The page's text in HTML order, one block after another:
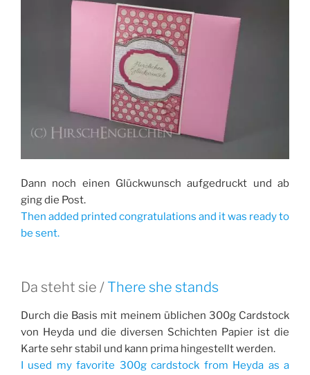
Dann noch einen Glückwunsch aufgedruckt und ab
ging die Post.
Then added printed congratulations and it was ready to
be sent.
Da steht sie /There she stands
Durch die Basis mit meinem üblichen 300g Cardstock
von Heyda und die diversen Schichten Papier ist die
Karte sehr stabil und kann prima hingestellt werden.
I used my favorite 300g cardstock from Heyda as a